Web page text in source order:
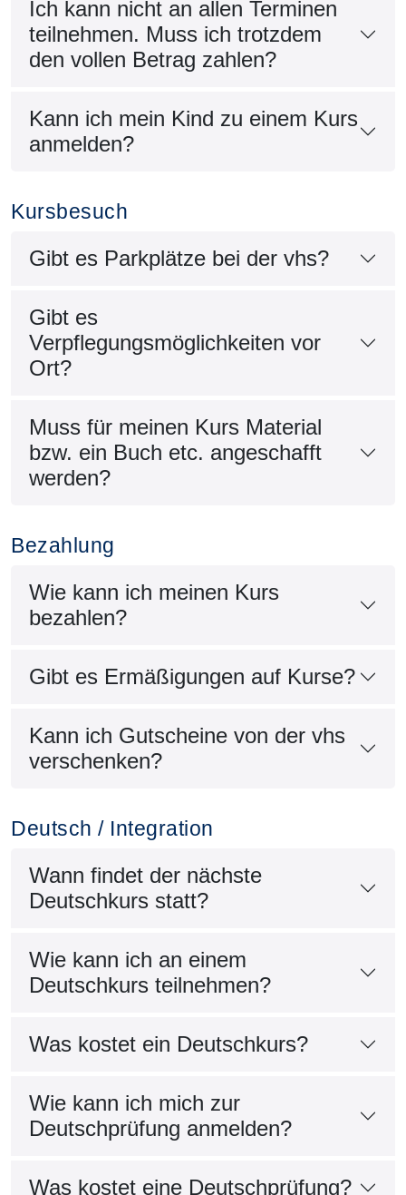
Ich kann nicht an allen Terminen
teilnehmen. Muss ich trotzdem
den vollen Betrag zahlen?
Kann ich mein Kind zu einem Kurs
anmelden?
Kursbesuch
Gibt es Parkplätze bei der vhs?
Gibt es
Verpflegungsmöglichkeiten vor
Ort?
Muss für meinen Kurs Material
bzw. ein Buch etc. angeschafft
werden?
Bezahlung
Wie kann ich meinen Kurs
bezahlen?
Gibt es Ermäßigungen auf Kurse?
Kann ich Gutscheine von der vhs
verschenken?
Deutsch / Integration
Wann findet der nächste
Deutschkurs statt?
Wie kann ich an einem
Deutschkurs teilnehmen?
Was kostet ein Deutschkurs?
Wie kann ich mich zur
Deutschprüfung anmelden?
Was kostet eine Deutschprüfung?